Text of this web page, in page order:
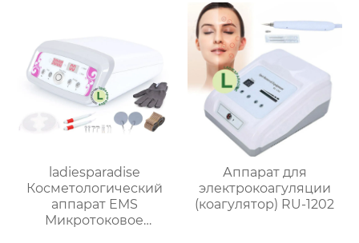
ladiesparadise
Косметологический
аппарат EMS
Микротоковое
Аппарат для
электрокоагуляции
(коагулятор) RU-1202